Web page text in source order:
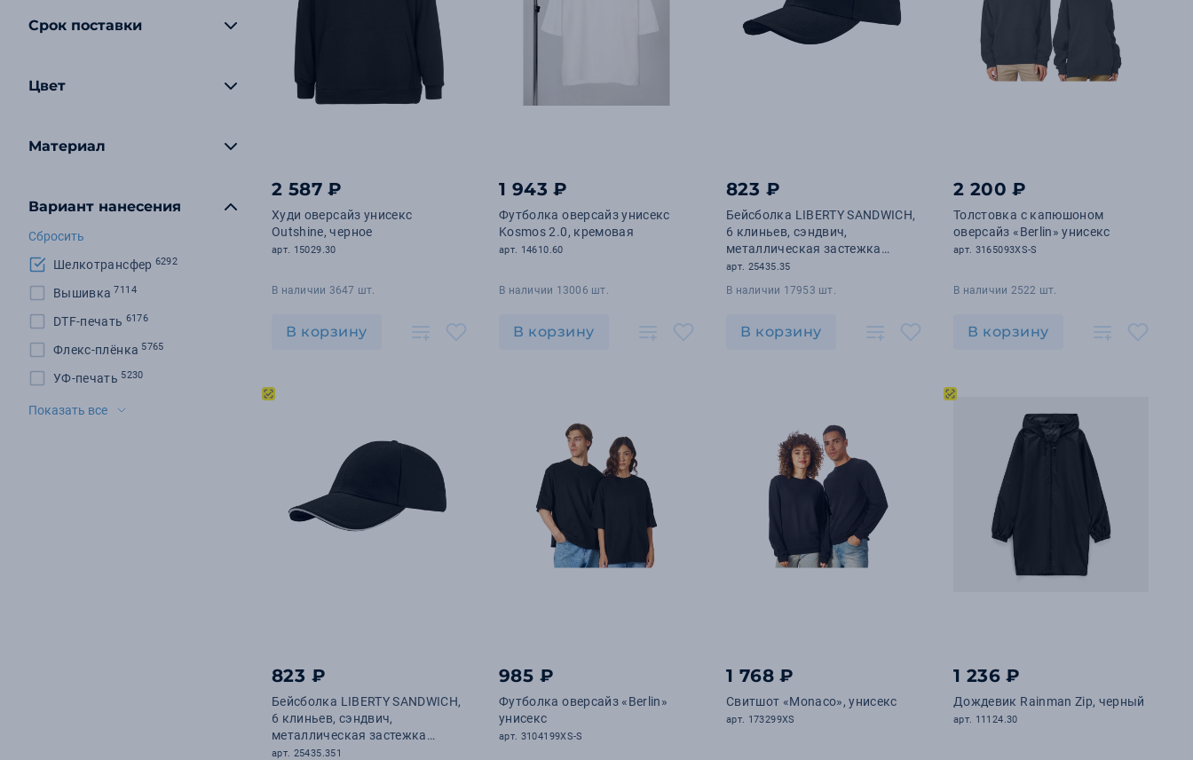
Срок поставки
Цвет
Материал
Вариант нанесения
Сбросить
Шелкотрансфер 6292
Вышивка 7114
DTF-печать 6176
Флекс-плёнка 5765
УФ-печать 5230
Шеврон
Показать все
2 587 ₽
Худи оверсайз унисекс
Outshine, черное
арт. 15029.30
В наличии 3647 шт.
В корзину
1 943 ₽
Футболка оверсайз унисекс
Kosmos 2.0, кремовая
арт. 14610.60
В наличии 13006 шт.
В корзину
823 ₽
Бейсболка LIBERTY SANDWICH,
6 клиньев, сэндвич,
металлическая застежка
(черный)
арт. 25435.35
В наличии 17953 шт.
В корзину
2 200 ₽
Толстовка с капюшоном
оверсайз «Berlin» унисекс
арт. 3165093XS-S
В наличии 2522 шт.
В корзину
823 ₽
Бейсболка LIBERTY SANDWICH,
6 клиньев, сэндвич,
металлическая застежка
(черный, белый)
арт. 25435.351
985 ₽
Футболка оверсайз «Berlin»
унисекс
арт. 3104199XS-S
1 768 ₽
Свитшот «Monaco», унисекс
арт. 173299XS
1 236 ₽
Дождевик Rainman Zip, черный
арт. 11124.30